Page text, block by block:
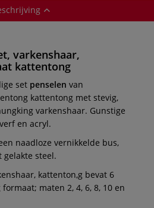
varkenshaar,
kattentong
set penselen van
kattentong met stevig,
varkenshaar. Gunstige
en acryl.
naadloze vernikkelde bus,
gelakte steel.
kattenton,g bevat 6
maten 2, 4, 6, 8, 10 en